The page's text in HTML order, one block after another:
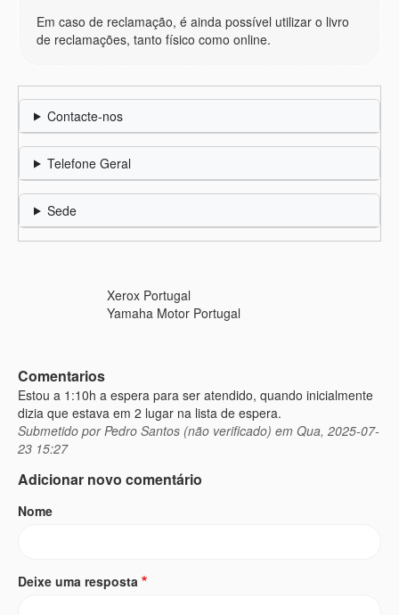
Em caso de reclamação, é ainda possível utilizar o livro
de reclamações, tanto físico como online.
Contacte-nos
Telefone Geral
Sede
Xerox Portugal
Yamaha Motor Portugal
Comentarios
Estou a 1:10h a espera para ser atendido, quando inicialmente
dizia que estava em 2 lugar na lista de espera.
Submetido por Pedro Santos (não verificado) em Qua, 2025-07-
23 15:27
Adicionar novo comentário
Nome
Deixe uma resposta